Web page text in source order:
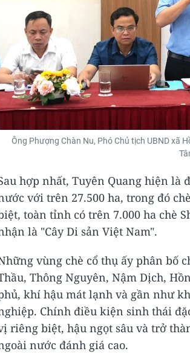
Ông Phượng Chàn Nu, Phó Chủ tịch UBND xã
hợp nhất, Tuyên Quang hiện
với trên 27.500 ha, trong đó
toàn tỉnh có trên 7.000 ha chè
là "Cây Di sản Việt Nam".
vùng chè cổ thụ ấy phân bố
Thông Nguyên, Nậm Dịch,
khí hậu mát lạnh và gần như
Chính điều kiện sinh thái
riêng biệt, hậu ngọt sâu và trở
nước đánh giá cao.